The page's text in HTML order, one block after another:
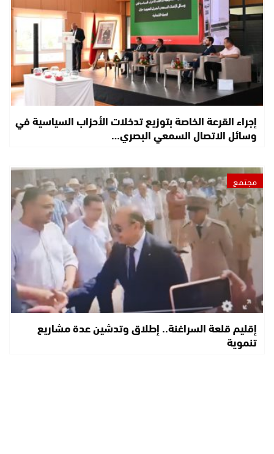
إجراء القرعة الخاصة بتوزيع تدخلات الأحزاب السياسية في
وسائل الاتصال السمعي البصري…
مجتمع
إقليم قلعة السراغنة.. إطلاق وتدشين عدة مشاريع
تنموية